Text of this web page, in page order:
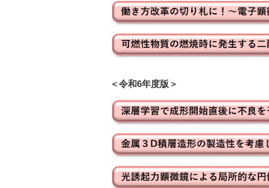
＜令和6年度版＞